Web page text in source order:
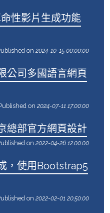
性影片生成功能
on 2024-10-15 00:00:00
公司多國語言網頁
on 2024-07-11 17:00:00
總部官方網頁設計
on 2022-04-26 12:00:00
，使用Bootstrap5
on 2022-02-01 20:50:00